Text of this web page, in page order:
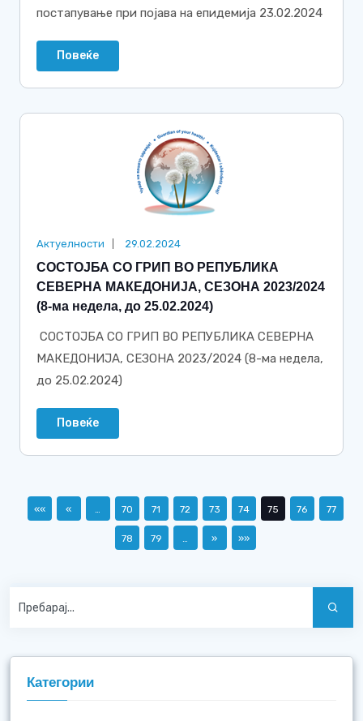
постапување при појава на епидемија 23.02.2024
Повеќе
Актуелности 29.02.2024
СОСТОЈБА СО ГРИП ВО РЕПУБЛИКА
СЕВЕРНА МАКЕДОНИЈА, СЕЗОНА 2023/2024
(8-ма недела, до 25.02.2024)
СОСТОЈБА СО ГРИП ВО РЕПУБЛИКА СЕВЕРНА
МАКЕДОНИЈА, СЕЗОНА 2023/2024 (8-ма недела,
до 25.02.2024)
Повеќе
«« « … 70 71 72 73 74 75 76 77
78 79 … » »»
Категории